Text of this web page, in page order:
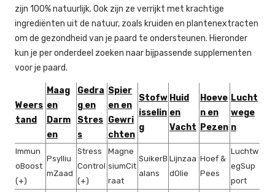
zijn 100% natuurlijk. Ook zijn ze verrijkt met krachtige
ingrediënten uit de natuur, zoals kruiden en plantenextracten
om de gezondheid van je paard te ondersteunen. Hieronder
kun je per onderdeel zoeken naar bijpassende supplementen
voor je paard.
Weers
tand
Maag
en
Darm
en
Gedra
g en
Stres
s
Spier
en en
Gewri
chten
Stofw
isselin
g
Huid
en
Vacht
Hoeve
n en
Pezen
Lucht
wege
n
Immun
oBoost
(+)
Psylliu
mZaad
Stress
Control
(+)
Magne
siumCit
raat
SuikerB
alans
Lijnzaa
dOlie
Hoef &
Pees
Luchtw
egSup
port